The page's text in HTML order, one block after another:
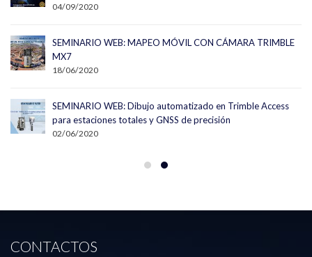
04/09/2020
SEMINARIO WEB: MAPEO MÓVIL CON CÁMARA TRIMBLE
MX7
18/06/2020
SEMINARIO WEB: Dibujo automatizado en Trimble Access
para estaciones totales y GNSS de precisión
02/06/2020
CONTACTOS